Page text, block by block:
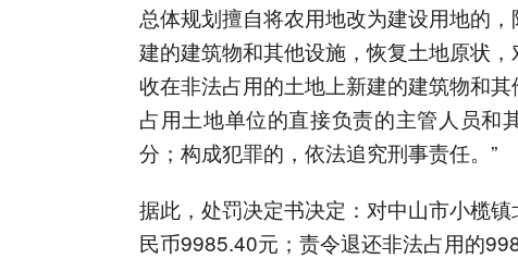
总体规划擅自将农用地改为建设用地的
建的建筑物和其他设施，恢复土地原状
收在非法占用的土地上新建的建筑物和
占用土地单位的直接负责的主管人员和
分；构成犯罪的，依法追究刑事责任。”
据此，处罚决定书决定：对中山市小榄
民币9985.40元；责令退还非法占用的